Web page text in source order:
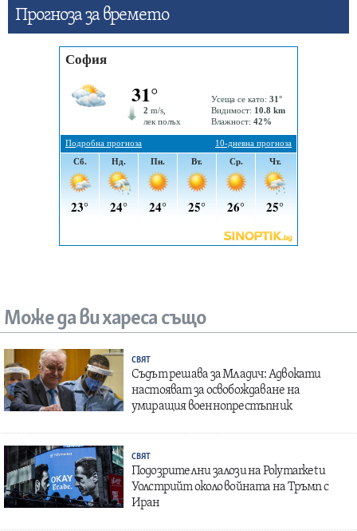
Прогнозa за времето
Може да ви хареса също
СВЯТ
Съдът решава за Младич: Адвокати
настояват за освобождаване на
умиращия военнопрестъпник
СВЯТ
Подозрителни залози на Polymarket и
Уолстрийт около войната на Тръмп с
Иран